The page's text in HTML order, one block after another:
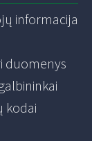
informacija
duomenys
kodai